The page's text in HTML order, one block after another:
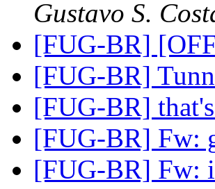
Gustavo S.
[FUG-BR]
[FUG-BR]
[FUG-BR]
[FUG-BR] Fw:
[FUG-BR] Fw: